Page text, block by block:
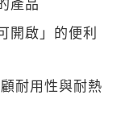
開啟」的便利
顧耐用性與耐熱